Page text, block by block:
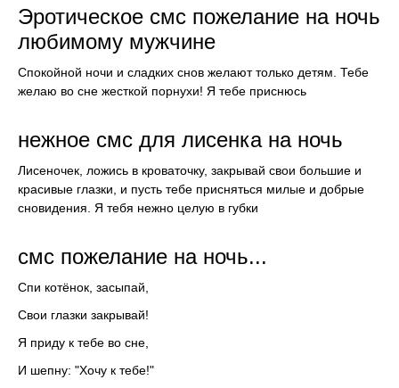
Эротическое смс пожелание на ночь
любимому мужчине
Спокойной ночи и сладких снов желают только детям. Тебе
желаю во сне жесткой порнухи! Я тебе приснюсь
нежное смс для лисенка на ночь
Лисеночек, ложись в кроваточку, закрывай свои большие и
красивые глазки, и пусть тебе присняться милые и добрые
сновидения. Я тебя нежно целую в губки
смс пожелание на ночь...
Спи котёнок, засыпай,
Свои глазки закрывай!
Я приду к тебе во сне,
И шепну: "Хочу к тебе!"